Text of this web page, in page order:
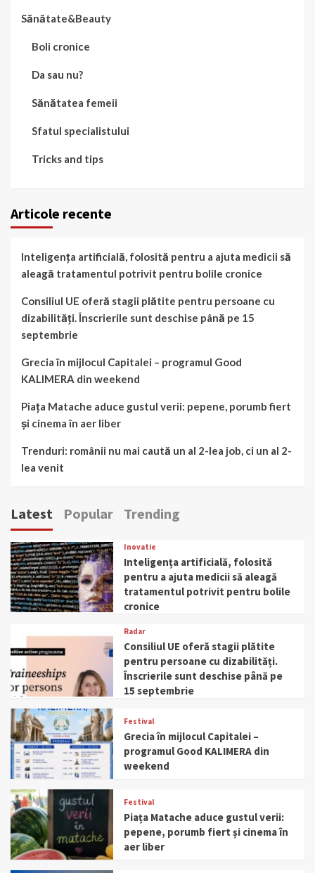
Sănătate&Beauty
Boli cronice
Da sau nu?
Sănătatea femeii
Sfatul specialistului
Tricks and tips
Articole recente
Inteligența artificială, folosită pentru a ajuta medicii să
aleagă tratamentul potrivit pentru bolile cronice
Consiliul UE oferă stagii plătite pentru persoane cu
dizabilități. Înscrierile sunt deschise până pe 15
septembrie
Grecia în mijlocul Capitalei – programul Good
KALIMERA din weekend
Piața Matache aduce gustul verii: pepene, porumb fiert
și cinema în aer liber
Trenduri: românii nu mai caută un al 2-lea job, ci un al 2-
lea venit
Latest Popular Trending
Inovatie
Inteligența artificială, folosită
pentru a ajuta medicii să aleagă
tratamentul potrivit pentru bolile
cronice
Radar
Consiliul UE oferă stagii plătite
pentru persoane cu dizabilități.
Înscrierile sunt deschise până pe
15 septembrie
Festival
Grecia în mijlocul Capitalei –
programul Good KALIMERA din
weekend
Festival
Piața Matache aduce gustul verii:
pepene, porumb fiert și cinema în
aer liber